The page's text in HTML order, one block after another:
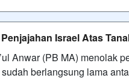
Israel Atas
Anwar (PB MA) menolak
berlangsung lama